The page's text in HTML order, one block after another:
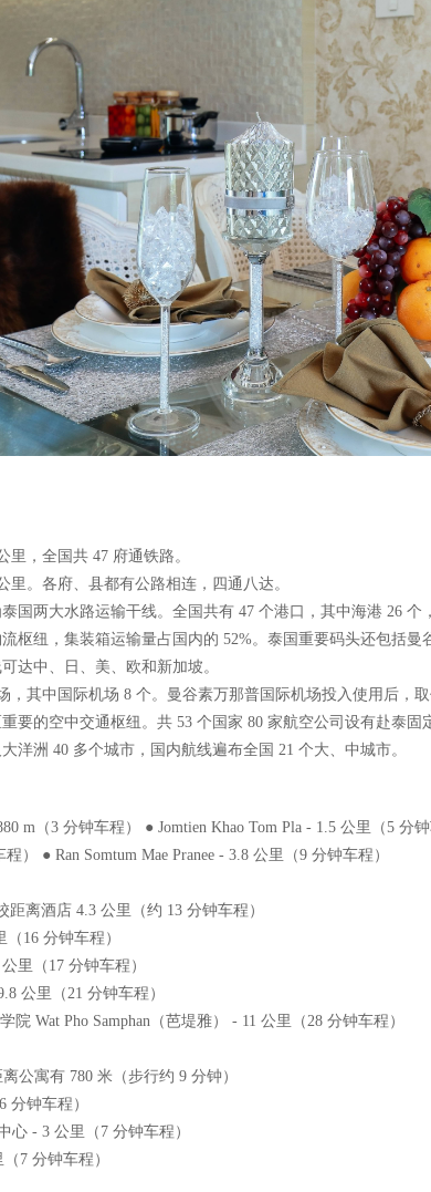
里，全国共 47 府通铁路。
里。各府、县都有公路相连，四通八达。
国两大水路运输干线。全国共有 47 个港口，其中海港 26 个
枢纽，集装箱运输量占国内的 52%。泰国重要码头还包括曼
达中、日、美、欧和新加坡。
，其中国际机场 8 个。曼谷素万那普国际机场投入使用后，
要的空中交通枢纽。共 53 个国家 80 家航空公司设有赴泰固
洋洲 40 多个城市，国内航线遍布全国 21 个大、中城市。
m（3 分钟车程） ● Jomtien Khao Tom Pla - 1.5 公里（5
） ● Ran Somtum Mae Pranee - 3.8 公里（9 分钟车程）
距离酒店 4.3 公里（约 13 分钟车程）
16 分钟车程）
里（17 分钟车程）
公里（21 分钟车程）
院 Wat Pho Samphan（芭堤雅） - 11 公里（28 分钟车程）
公寓有 780 米（步行约 9 分钟）
分钟车程）
心 - 3 公里（7 分钟车程）
7 分钟车程）